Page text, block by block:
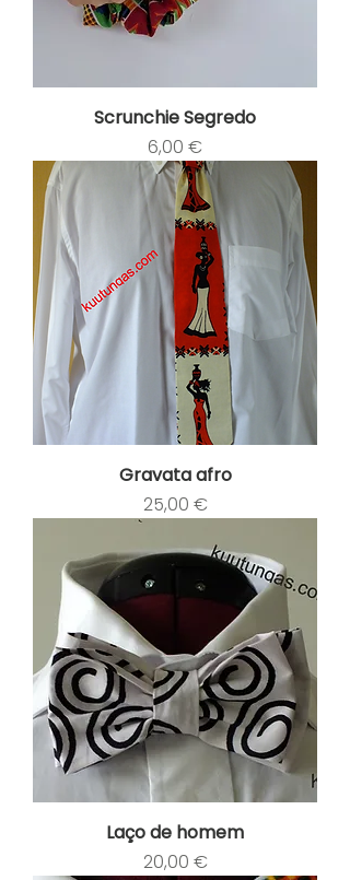
Scrunchie Segredo
Preço
6,00 €
Gravata afro
Preço
25,00 €
Laço de homem
Preço
20,00 €